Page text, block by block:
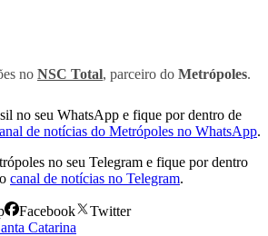
no NSC Total, parceiro do Metrópoles.
no seu WhatsApp e fique por dentro de
de notícias do Metrópoles no WhatsApp.
no seu Telegram e fique por dentro
canal de notícias no Telegram.
Facebook
Twitter
Catarina